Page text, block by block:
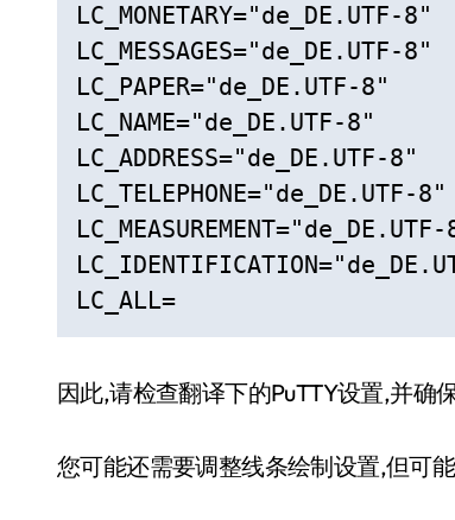
LC_MONETARY="de_DE.UTF-8"
LC_MESSAGES="de_DE.UTF-8"
LC_PAPER="de_DE.UTF-8"
LC_NAME="de_DE.UTF-8"
LC_ADDRESS="de_DE.UTF-8"
LC_TELEPHONE="de_DE.UTF-8"
LC_ALL=
因此,请检查翻译下的PuTTY设置,并确
您可能还需要调整线条绘制设置,但可